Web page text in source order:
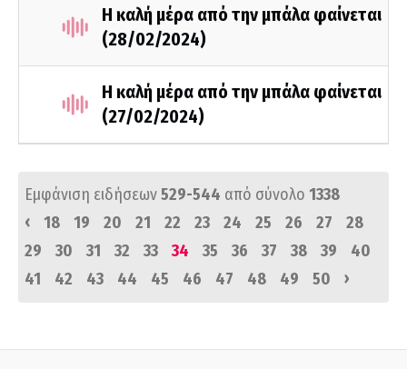
Η καλή μέρα από την μπάλα φαίνεται
(28/02/2024)
Η καλή μέρα από την μπάλα φαίνεται
(27/02/2024)
Εμφάνιση ειδήσεων529-544 από σύνολο 1338
‹
18 19 20 21 22 23 24 25 26 27
28
29
30 31 32 33 34 35 36 37 38 39
40
41
42 43 44 45 46 47 48 49 50 ›